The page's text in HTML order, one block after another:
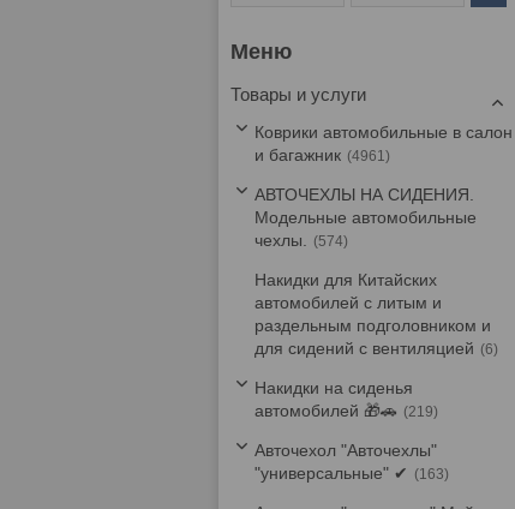
Товары и услуги
Коврики автомобильные в салон
и багажник
4961
АВТОЧЕХЛЫ НА СИДЕНИЯ.
Модельные автомобильные
чехлы.
574
Накидки для Китайских
автомобилей с литым и
раздельным подголовником и
для сидений с вентиляцией
6
Накидки на сиденья
автомобилей 🎁🚗
219
Авточехол "Авточехлы"
"универсальные" ✔
163